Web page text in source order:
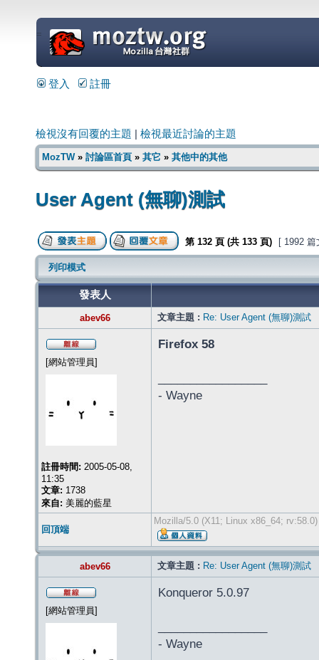
=
登入 註冊
檢視沒有回覆的主題 檢視最近討論的主題
MozTW» 討論區首頁 » 其它 » 其他中的其他
User Agent (無聊)測試
第 132 頁 (共 133 頁) [ 1992
列印模式
發表人
abev66 文章主題 : Re: User Agent (無聊)測試
[網站管理員]
註冊時間: 2005-05-08,
11:35
文章: 1738
來自: 美麗的藍星
Firefox 58
- Wayne
回頂端
Mozilla/5.0 (X11; Linux x86_64;
abev66 文章主題 : Re: User Agent (無聊)測試
[網站管理員]
Konqueror 5.0.97
- Wayne